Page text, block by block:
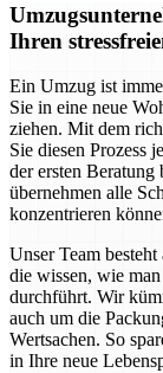
Ihren
Ein Umzug ist
Sie in eine neue
ziehen. Mit dem
Sie diesen Prozess
der ersten
übernehmen alle
konzentrieren
Unser Team
die wissen, wie
durchführt. Wir
auch um die
Wertsachen. So
in Ihre neue